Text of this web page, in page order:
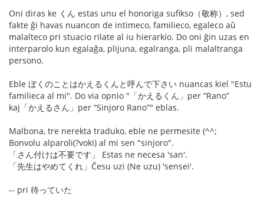
Oni diras ke くん estas unu el honoriga sufikso（敬称）, sed
fakte ĝi havas nuancon de intimeco, familieco, egaleco aŭ
malalteco pri stuacio rilate al iu hierarkio. Do oni ĝin uzas en
interparolo kun egalaĝa, plijuna, egalranga, pli malaltranga
persono.
Eble ぼくのことはかえるくんと呼んで下さい nuancas kiel "Estu
familieca al mi". Do via opnio "「かえるくん」per “Rano”
kaj「かえるさん」per “Sinjoro Rano”" eblas.
Malbona, tre nerekta traduko, eble ne permesite (^^;
Bonvolu alparoli(?voki) al mi sen "sinjoro".
「さん付けは不要です」 Estas ne necesa 'san'.
「先生はやめてくれ」Ĉesu uzi (Ne uzu) 'sensei'.
-- pri 待っていた